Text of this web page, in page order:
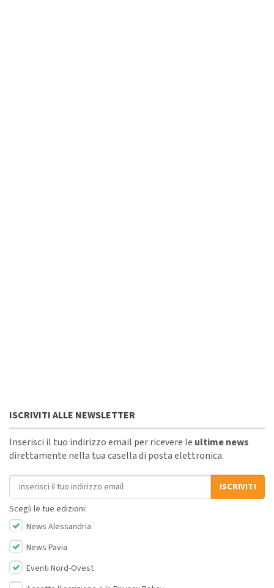
ISCRIVITI ALLE NEWSLETTER
Inserisci il tuo indirizzo email per ricevere le ultime news
direttamente nella tua casella di posta elettronica.
Indirizzo email
ISCRIVITI
Scegli le tue edizioni:
News Alessandria
News Pavia
Eventi Nord-Ovest